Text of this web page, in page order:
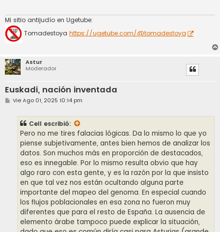
Mi sitio antijudío en Ugetube:
Tomadestoya https://ugetube.com/@tomadestoya
Astur
Moderador
Euskadi, nación inventada
M
Vie Ago 01, 2025 10:14 pm
Cell escribió:
Pero no me tires falacias lógicas. Da lo mismo lo que yo
piense subjetivamente, antes bien hemos de analizar los
datos. Son muchos más en proporción de destacados,
eso es innegable. Por lo mismo resulta obvio que hay
algo raro con esta gente, y es la razón por la que insisto
en que tal vez nos están ocultando alguna parte
importante del mapeo del genoma. En especial cuando
los flujos poblacionales en esa zona no fueron muy
diferentes que para el resto de España. La ausencia de
elemento árabe tampoco puede explicar la situación,